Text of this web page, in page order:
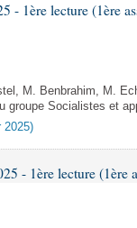
- 1ère lecture (1ère
M. Benbrahim, M.
groupe Socialistes et
2025)
- 1ère lecture (1ère